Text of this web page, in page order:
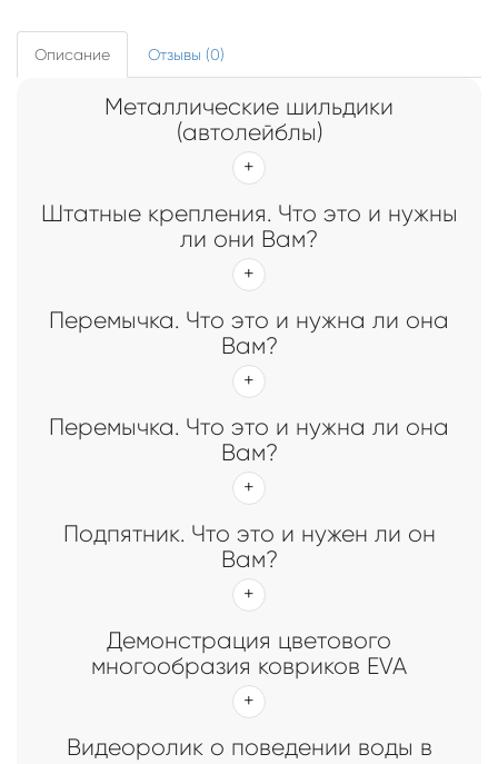
Описание Отзывы (0)
Металлические шильдики
(автолейблы)
Штатные крепления. Что это и нужны
ли они Вам?
Перемычка. Что это и нужна ли она
Вам?
Перемычка. Что это и нужна ли она
Вам?
Подпятник. Что это и нужен ли он
Вам?
Демонстрация цветового
многообразия ковриков EVA
Видеоролик о поведении воды в